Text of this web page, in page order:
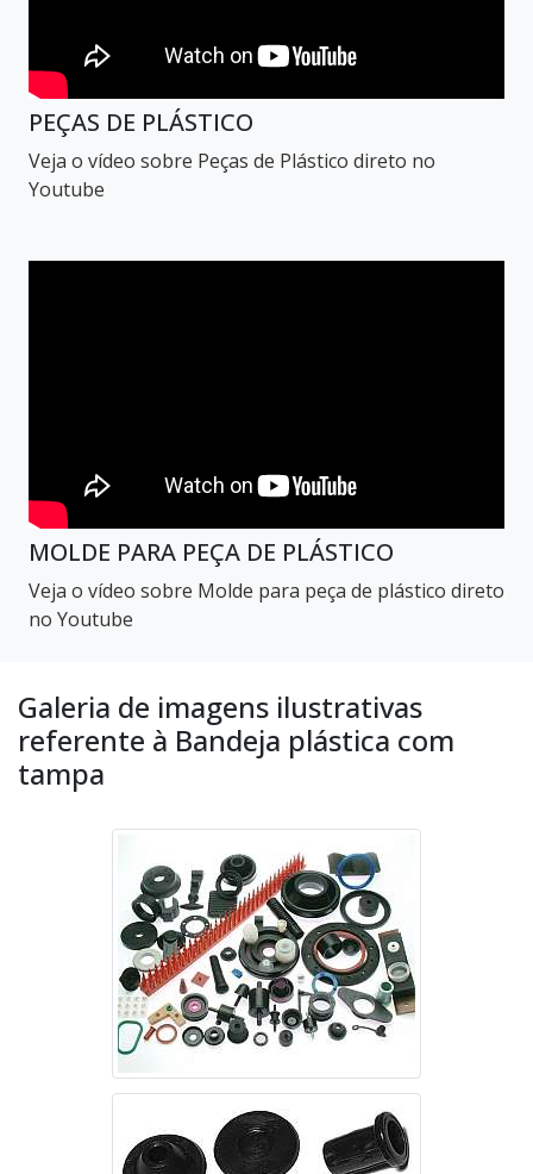
PEÇAS DE PLÁSTICO
Veja o vídeo sobre Peças de Plástico direto no
Youtube
MOLDE PARA PEÇA DE PLÁSTICO
Veja o vídeo sobre Molde para peça de plástico direto
no Youtube
Galeria de imagens ilustrativas
referente à Bandeja plástica com
tampa